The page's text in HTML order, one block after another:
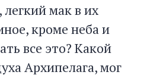
мак в их
кроме неба и
все это? Какой
Архипелага, мог